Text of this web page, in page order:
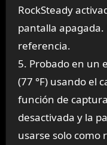
RockSteady
pantalla apagada.
referencia.
5. Probado en un
(77 °F) usando el
función de
desactivada y la
usarse solo como